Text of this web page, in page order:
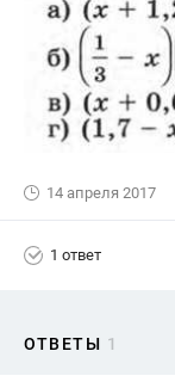
14 апреля 2017
1 ответ
ОТВЕТЫ 1